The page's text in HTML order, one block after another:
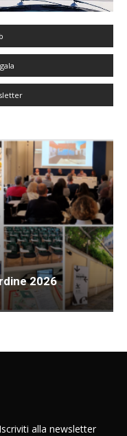
2026
Iscriviti alla newsletter